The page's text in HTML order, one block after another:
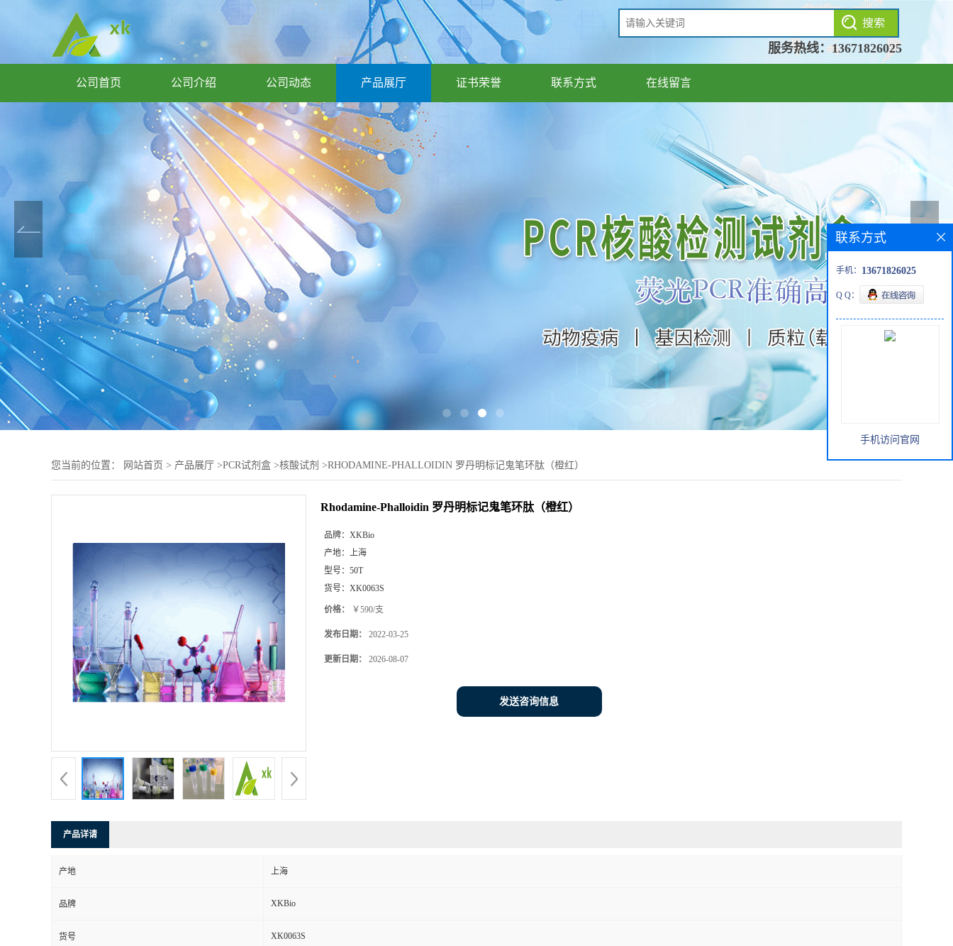
服务热线：13671826025
公司首页 公司介绍 公司动态 产品展厅 证书荣誉 联系方式 在线留言
您当前的位置： 网站首页 > 产品展厅 >PCR试剂盒 >核酸试剂 >RHODAMINE-PHALLOIDIN 罗丹明标记鬼笔环肽（橙红）
Rhodamine-Phalloidin 罗丹明标记鬼笔环肽（橙红）
品牌： XKBio
产地： 上海
型号： 50T
货号： XK0063S
价格： ￥590/支
发布日期： 2022-03-25
更新日期： 2026-08-07
发送咨询信息
产品详请
产地 上海
品牌 XKBio
货号 XK0063S
联系方式
手机： 13671826025
Q Q：
手机访问官网